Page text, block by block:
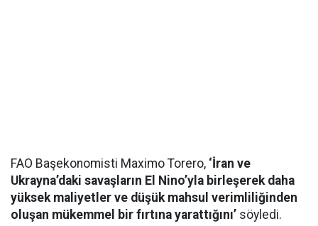
FAO Başekonomisti Maximo Torero, ‘İran ve
Ukrayna’daki savaşların El Nino’yla birleşerek daha
yüksek maliyetler ve düşük mahsul verimliliğinden
oluşan mükemmel bir fırtına yarattığını’ söyledi.